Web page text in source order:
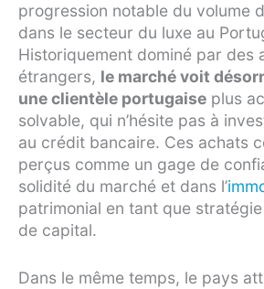
progression notable du volume
dans le secteur du luxe au
Historiquement dominé par des
étrangers, le marché voit
une clientèle portugaise plus
solvable, qui n’hésite pas à
au crédit bancaire. Ces achats
perçus comme un gage de
solidité du marché et dans l’
patrimonial en tant que
de capital.
Dans le même temps, le pays